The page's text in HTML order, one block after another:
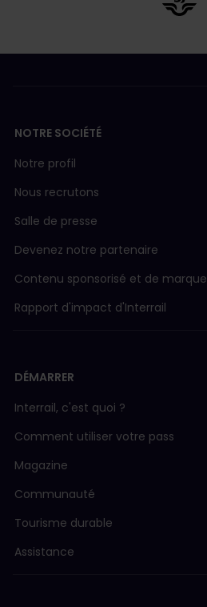
NOTRE SOCIÉTÉ
Notre profil
Nous recrutons
Salle de presse
Devenez notre partenaire
Contenu sponsorisé et de marque
Rapport d'impact d'Interrail
DÉMARRER
Interrail, c'est quoi ?
Comment utiliser votre pass
Magazine
Communauté
Tourisme durable
Assistance